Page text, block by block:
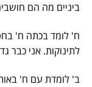
ביניים מה הם
ח' לומד בכתה ח'
לתינוקות. אני כבר
ב' לומדת עם ח'